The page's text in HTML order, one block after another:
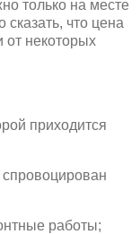
только на месте
что цена
от некоторых
приходится
работы;